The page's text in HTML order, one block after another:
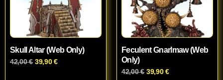
Skull Altar (Web Only)
42,00€ 39,90€
Feculent Gnarlmaw (Web
Only)
42,00€ 39,90€